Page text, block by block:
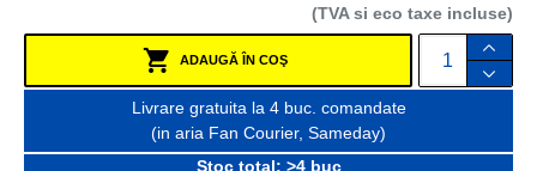
(TVA si eco taxe incluse)
ADAUGĂ ÎN COŞ
Livrare gratuita la 4 buc. comandate
(in aria Fan Courier, Sameday)
Stoc total: >4 buc